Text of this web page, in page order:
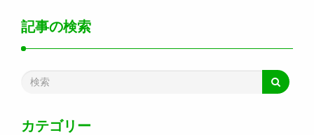
記事の検索
カテゴリー